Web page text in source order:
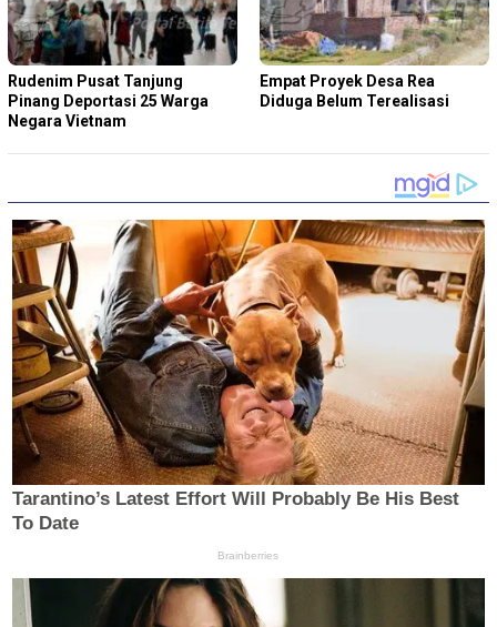
Rudenim Pusat Tanjung
Pinang Deportasi 25 Warga
Negara Vietnam
Empat Proyek Desa Rea
Diduga Belum Terealisasi